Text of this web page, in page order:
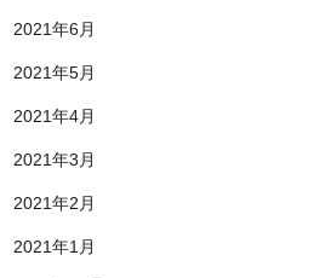
2021年6月
2021年5月
2021年4月
2021年3月
2021年2月
2021年1月